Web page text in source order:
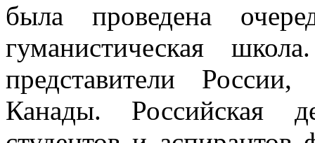
была проведена
гуманистическая
представители
Канады. Российская